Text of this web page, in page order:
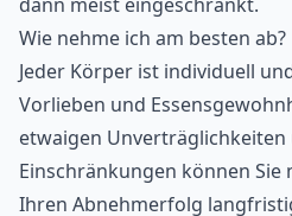
Wie nehme ich am besten ab?
Jeder Körper ist individuell
Vorlieben und
etwaigen Unverträglichkeiten
Einschränkungen können Sie
Ihren Abnehmerfolg